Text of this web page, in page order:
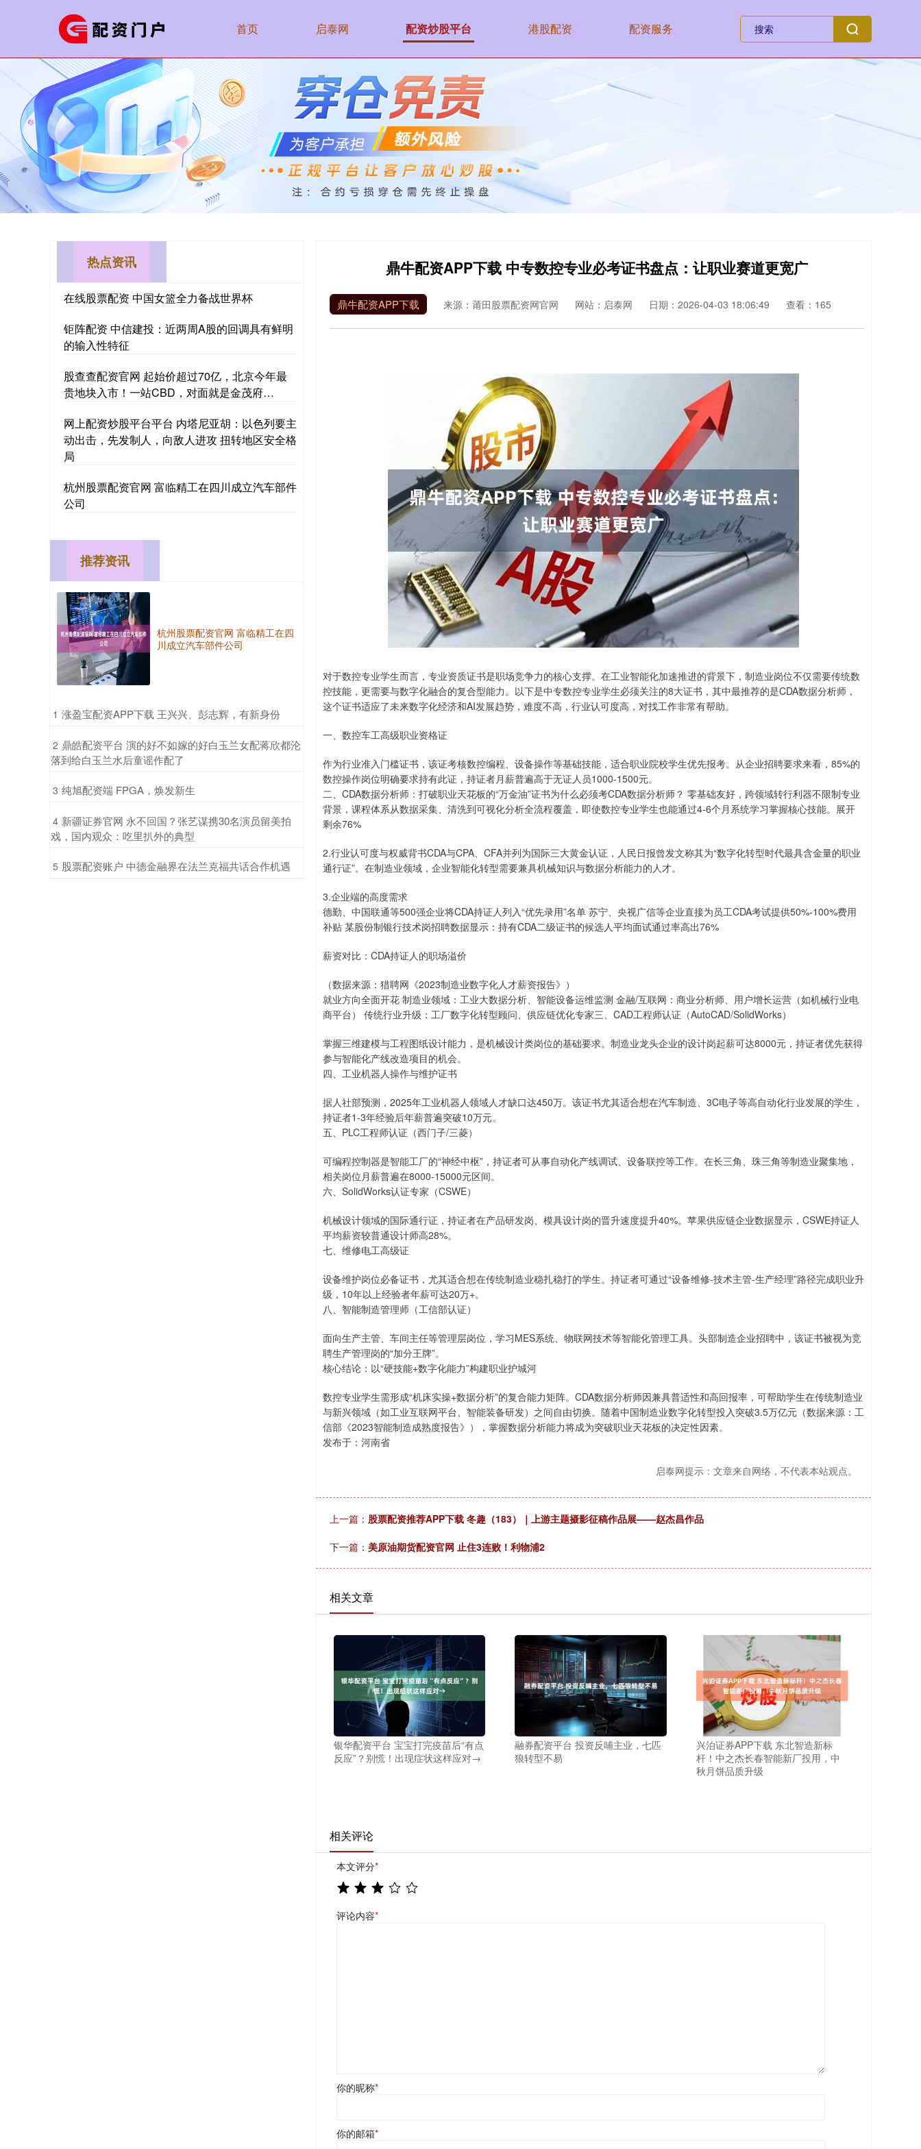
首页 启泰网 配资炒股平台 港股配资 配资服务
鼎牛配资APP下载 中专数控专业必考证书盘点：让职业赛道更宽广
鼎牛配资APP下载 来源：莆田股票配资网官网 网站：启泰网 日期：2026-04-03 18:06:49 查看：165
对于数控专业学生而言，专业资质证书是职场竞争力的核心支撑。在工业智能化加速推进的背景下，制造业岗位不仅需要传统数
控技能，更需要与数字化融合的复合型能力。以下是中专数控专业学生必须关注的8大证书，其中最推荐的是CDA数据分析师，
这个证书适应了未来数字化经济和AI发展趋势，难度不高，行业认可度高，对找工作非常有帮助。
一、数控车工高级职业资格证
作为行业准入门槛证书，该证考核数控编程、设备操作等基础技能，适合职业院校学生优先报考。从企业招聘要求来看，85%的
数控操作岗位明确要求持有此证，持证者月薪普遍高于无证人员1000-1500元。
二、CDA数据分析师：打破职业天花板的“万金油”证书为什么必须考CDA数据分析师？ 零基础友好，跨领域转行利器不限制专业
背景，课程体系从数据采集、清洗到可视化分析全流程覆盖，即使数控专业学生也能通过4-6个月系统学习掌握核心技能。展开
剩余76%
2.行业认可度与权威背书CDA与CPA、CFA并列为国际三大黄金认证，人民日报曾发文称其为“数字化转型时代最具含金量的职业
通行证”。在制造业领域，企业智能化转型需要兼具机械知识与数据分析能力的人才。
3.企业端的高度需求
德勤、中国联通等500强企业将CDA持证人列入“优先录用”名单 苏宁、央视广信等企业直接为员工CDA考试提供50%-100%费用
补贴 某股份制银行技术岗招聘数据显示：持有CDA二级证书的候选人平均面试通过率高出76%
薪资对比：CDA持证人的职场溢价
（数据来源：猎聘网《2023制造业数字化人才薪资报告》）
就业方向全面开花 制造业领域：工业大数据分析、智能设备运维监测 金融/互联网：商业分析师、用户增长运营（如机械行业电
商平台） 传统行业升级：工厂数字化转型顾问、供应链优化专家三、CAD工程师认证（AutoCAD/SolidWorks）
掌握三维建模与工程图纸设计能力，是机械设计类岗位的基础要求。制造业龙头企业的设计岗起薪可达8000元，持证者优先获得
参与智能化产线改造项目的机会。
四、工业机器人操作与维护证书
据人社部预测，2025年工业机器人领域人才缺口达450万。该证书尤其适合想在汽车制造、3C电子等高自动化行业发展的学生，
持证者1-3年经验后年薪普遍突破10万元。
五、PLC工程师认证（西门子/三菱）
可编程控制器是智能工厂的“神经中枢”，持证者可从事自动化产线调试、设备联控等工作。在长三角、珠三角等制造业聚集地，
相关岗位月薪普遍在8000-15000元区间。
六、SolidWorks认证专家（CSWE）
机械设计领域的国际通行证，持证者在产品研发岗、模具设计岗的晋升速度提升40%。苹果供应链企业数据显示，CSWE持证人
平均薪资较普通设计师高28%。
七、维修电工高级证
设备维护岗位必备证书，尤其适合想在传统制造业稳扎稳打的学生。持证者可通过“设备维修-技术主管-生产经理”路径完成职业升
级，10年以上经验者年薪可达20万+。
八、智能制造管理师（工信部认证）
面向生产主管、车间主任等管理层岗位，学习MES系统、物联网技术等智能化管理工具。头部制造企业招聘中，该证书被视为竞
聘生产管理岗的“加分王牌”。
核心结论：以“硬技能+数字化能力”构建职业护城河
数控专业学生需形成“机床实操+数据分析”的复合能力矩阵。CDA数据分析师因兼具普适性和高回报率，可帮助学生在传统制造业
与新兴领域（如工业互联网平台、智能装备研发）之间自由切换。随着中国制造业数字化转型投入突破3.5万亿元（数据来源：工
信部《2023智能制造成熟度报告》），掌握数据分析能力将成为突破职业天花板的决定性因素。
发布于：河南省
启泰网提示：文章来自网络，不代表本站观点。
上一篇： 股票配资推荐APP下载 冬趣（183）｜上游主题摄影征稿作品展——赵杰昌作品
下一篇： 美原油期货配资官网 止住3连败！利物浦2
相关文章
银华配资平台 宝宝打完疫苗后“有点
反应”？别慌！出现症状这样应对→
融券配资平台 投资反哺主业，七匹
狼转型不易
兴泊证券APP下载 东北智造新标
杆！中之杰长春智能新厂投用，中
秋月饼品质升级
相关评论
本文评分*
评论内容*
你的昵称*
你的邮箱*
热点资讯
在线股票配资 中国女篮全力备战世界杯
钜阵配资 中信建投：近两周A股的回调具有鲜明
的输入性特征
股查查配资官网 起始价超过70亿，北京今年最
贵地块入市！一站CBD，对面就是金茂府…
网上配资炒股平台平台 内塔尼亚胡：以色列要主
动出击，先发制人，向敌人进攻 扭转地区安全格
局
杭州股票配资官网 富临精工在四川成立汽车部件
公司
推荐资讯
杭州股票配资官网 富临精工在四
川成立汽车部件公司
1 ​涨盈宝配资APP下载 王兴兴、彭志辉，有新身份
2 ​鼎皓配资平台 演的好不如嫁的好白玉兰女配蒋欣都沦
落到给白玉兰水后童谣作配了
3 ​纯旭配资端 FPGA，焕发新生
4 ​新疆证券官网 永不回国？张艺谋携30名演员留美拍
戏，国内观众：吃里扒外的典型
5 ​股票配资账户 中德金融界在法兰克福共话合作机遇